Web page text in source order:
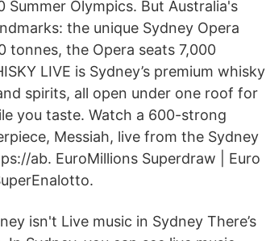
Olympics. But Australia's
the unique Sydney Opera
tonnes, the Opera seats 7,000
LIVE is Sydney’s premium whisky
spirits, all open under one roof for
you taste. Watch a 600-strong
Messiah, live from the Sydney
ab. EuroMillions Superdraw | Euro
isn't Live music in Sydney There’s